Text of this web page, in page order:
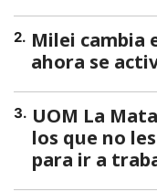
2. Milei cambia
ahora se
3. UOM La
los que no
para ir a